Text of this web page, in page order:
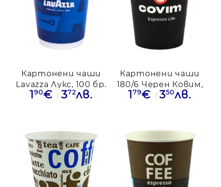
Картонени чаши
Lavazza Лукс, 100 бр.
190€ 372лв.
Картонени чаши
180/6 Черен Ковим,
100бр.
179€ 350лв.